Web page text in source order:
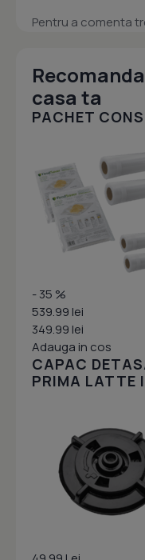
Pentru a comenta
casa ta
PACHET
- 35 %
539.99 lei
349.99 lei
Adauga in cos
CAPAC
PRIMA LATTE